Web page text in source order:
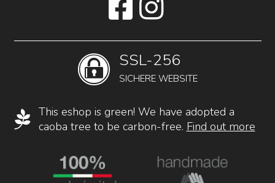
SSL-256
SICHERE WEBSITE
This eshop is green! We have adopted a
caoba tree to be carbon-free. Find out more